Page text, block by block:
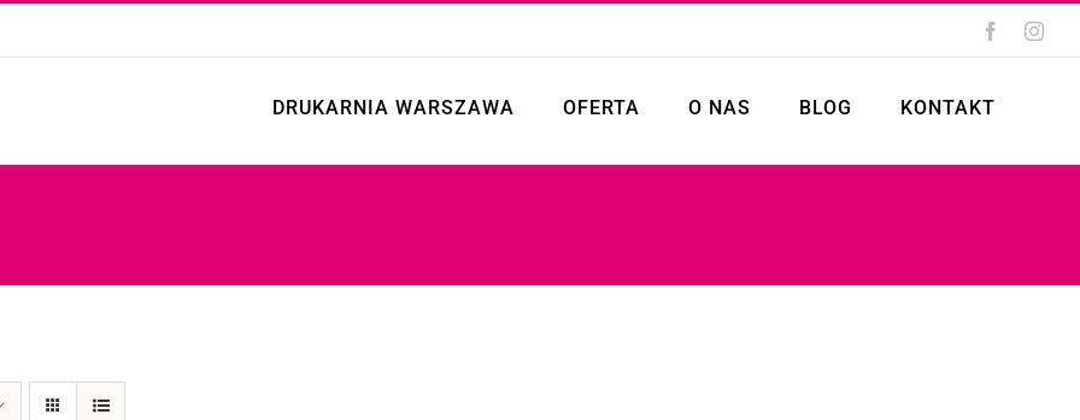
Facebook
DRUKARNIA WARSZAWA OFERTA O NAS BLOG KONTAKT